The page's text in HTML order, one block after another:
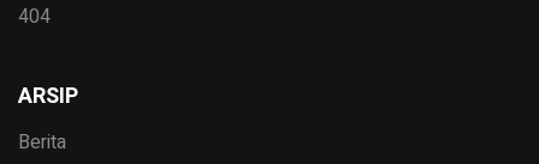
404
ARSIP
Berita